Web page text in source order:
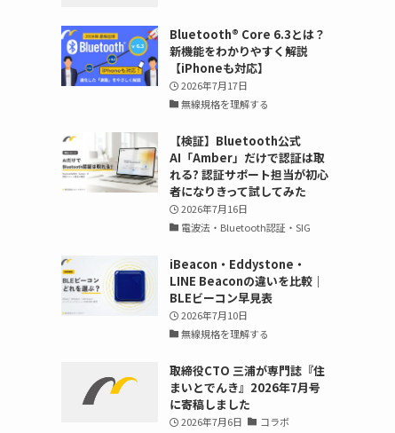
Bluetooth®︎ Core 6.3とは？
新機能をわかりやすく解説
【iPhoneも対応】
2026年7月17日
無線規格を理解する
【検証】Bluetooth公式
AI「Amber」だけで認証は取
れる? 認証サポート担当が初心
者になりきって試してみた
2026年7月16日
電波法・Bluetooth認証・SIG
iBeacon・Eddystone・
LINE Beaconの違いを比較｜
BLEビーコン早見表
2026年7月10日
無線規格を理解する
取締役CTO 三浦が専門誌『住
まいとでんき』2026年7月号
に寄稿しました
2026年7月6日 コラボ